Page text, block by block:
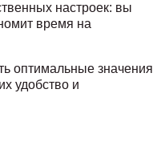
настроек: вы
время на
оптимальные значения
удобство и